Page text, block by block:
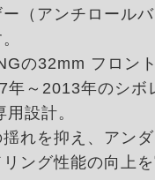
（アンチロール
の32mm フロン
年～2013年のシボ
設計。
れを抑え、アン
ング性能の向上を